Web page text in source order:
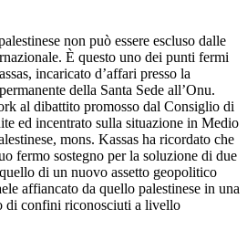
non può essere escluso dalle
È questo uno dei punti fermi
incaricato d’affari presso la
della Santa Sede all’Onu.
al dibattito promosso dal Consiglio di
ed incentrato sulla situazione in Medio
mons. Kassas ha ricordato che
fermo sostegno per la soluzione di due
di un nuovo assetto geopolitico
affiancato da quello palestinese in una
di confini riconosciuti a livello